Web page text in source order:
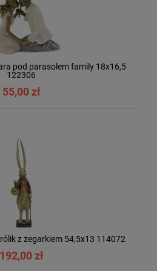
pod parasolem family 18x16,5
122306
55,00 zł
z zegarkiem 54,5x13 114072
192,00 zł